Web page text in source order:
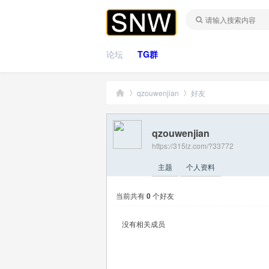
论坛 TG群
qzouwenjian 好友
qzouwenjian
https://315lz.com/?33772
主题 个人资料
当前共有0个好友
没有相关成员